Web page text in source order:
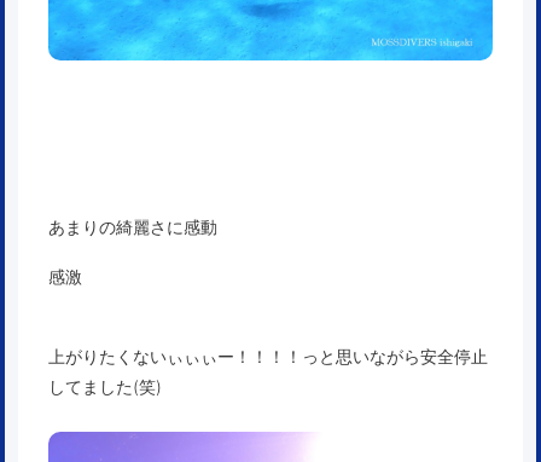
あまりの綺麗さに感動
感激
上がりたくないぃぃぃー！！！！っと思いながら安全停止
してました(笑)